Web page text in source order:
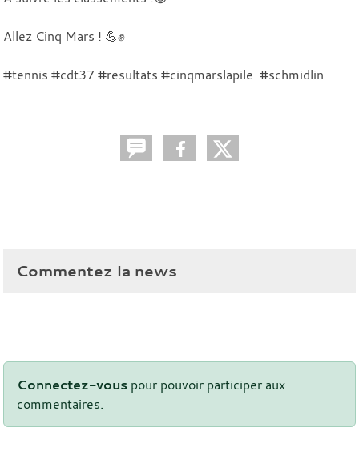
Allez Cinq Mars ! 💪✊
#tennis #cdt37 #resultats #cinqmarslapile #schmidlin
Commentez la news
Connectez-vous pour pouvoir participer aux
commentaires.